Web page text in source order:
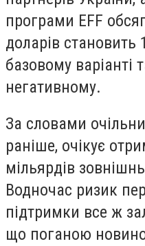
програми EFF
доларів становить
базовому варіанті
негативному.
За словами
раніше, очікує
мільярдів
Водночас ризик
підтримки все ж
що поганою